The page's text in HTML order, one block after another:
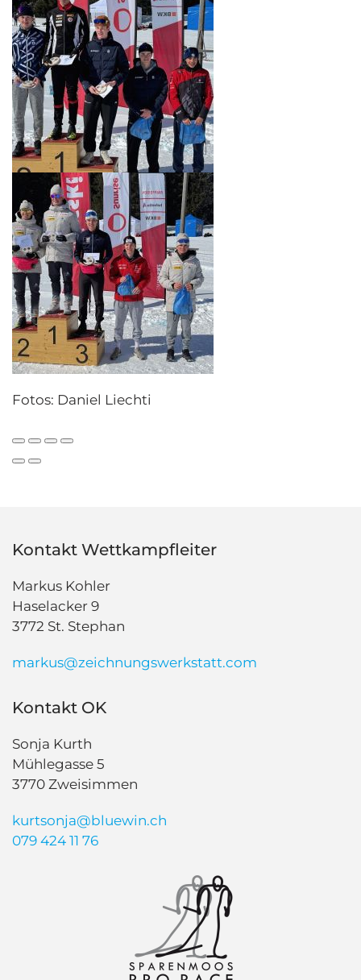
Fotos: Daniel Liechti
Kontakt Wettkampfleiter
Markus Kohler
Haselacker 9
3772 St. Stephan
markus@zeichnungswerkstatt.com
Kontakt OK
Sonja Kurth
Mühlegasse 5
3770 Zweisimmen
kurtsonja@bluewin.ch
079 424 11 76